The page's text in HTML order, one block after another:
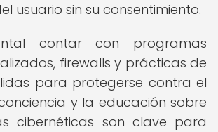
usuario sin su consentimiento.
contar con programas
firewalls y prácticas de
para protegerse contra el
y la educación sobre
cibernéticas son clave para